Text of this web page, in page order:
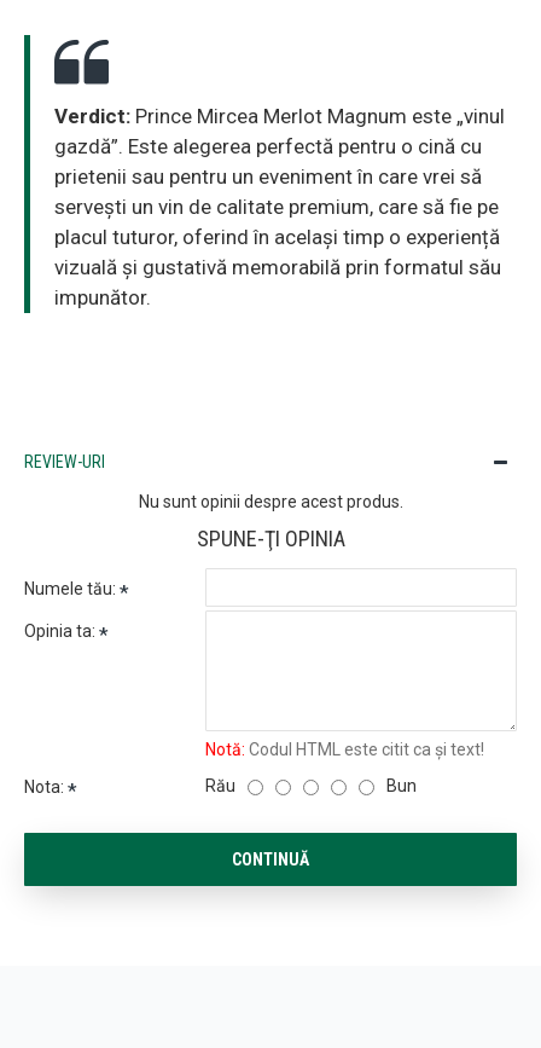
Verdict: Prince Mircea Merlot Magnum este „vinul
gazdă”. Este alegerea perfectă pentru o cină cu
prietenii sau pentru un eveniment în care vrei să
servești un vin de calitate premium, care să fie pe
placul tuturor, oferind în același timp o experiență
vizuală și gustativă memorabilă prin formatul său
impunător.
REVIEW-URI
Nu sunt opinii despre acest produs.
SPUNE-ŢI OPINIA
Numele tău:
Opinia ta:
Notă: Codul HTML este citit ca şi text!
Nota:
Rău Bun
CONTINUĂ